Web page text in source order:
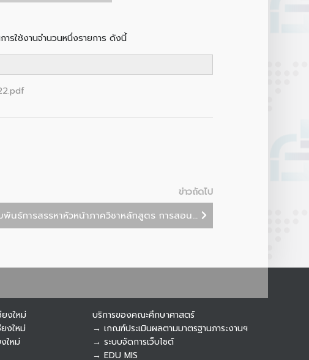
รใช้งานจำนวนหนึ่งรายการ ดังนี้
ข่าวถัดไป
พันธ์การสรรหาหัวหน้าภาควิชาหลักสูตร การสอน...
งใหม่
งใหม่
ใหม่
บริการของคณะศึกษาศาสตร์
→ เกณฑ์ประเมินผลตามมาตรฐานภาระงานฯ
→ ระบบจัดการเว็บไซต์
→ EDU MIS